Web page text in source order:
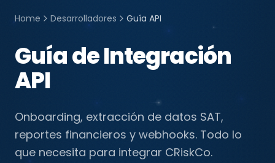
Home Desarrolladores Guía API
Guía de Integración
API
Onboarding, extracción de datos SAT,
reportes financieros y webhooks. Todo lo
que necesita para integrar CRiskCo.